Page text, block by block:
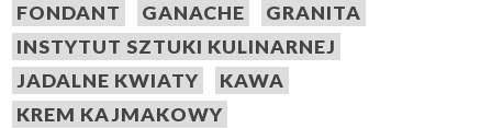
FONDANT
GANACHE
GRANITA
INSTYTUT SZTUKI KULINARNEJ
JADALNE KWIATY
KAWA
KREM KAJMAKOWY